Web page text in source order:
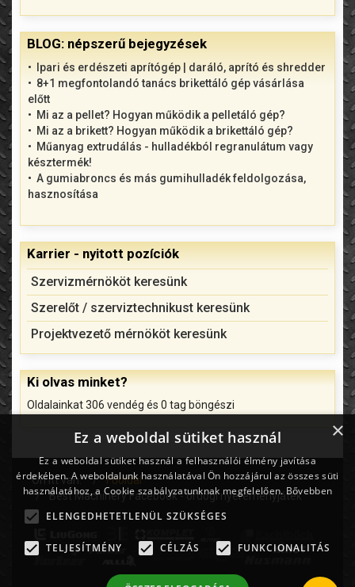
BLOG: népszerű bejegyzések
Ipari és erdészeti aprítógép | daráló, aprító és shredder
8+1 megfontolandó tanács brikettáló gép vásárlása
előtt
Mi az a pellet? Hogyan működik a pelletáló gép?
Mi az a brikett? Hogyan működik a brikettáló gép?
Műanyag extrudálás - hulladékból regranulátum vagy
késztermék!
A gumiabroncs és más gumihulladék feldolgozása,
hasznosítása
Karrier - nyitott pozíciók
Szervizmérnököt keresünk
Szerelőt / szerviztechnikust keresünk
Projektvezető mérnököt keresünk
Ki olvas minket?
Oldalainkat 306 vendég és 0 tag böngészi
Ön itt van:
Főoldal
Best Machinery Facebook - ördögi nyereményjáték
×
Ez a weboldal sütiket használ
Ez a weboldal sütiket használ a felhasználói élmény javítása
érdekében. A weboldalunk használatával Ön hozzájárul az összes süti
használatához, a Cookie szabályzatunknak megfelelően. Bővebben
ELENGEDHETETLENÜL SZÜKSÉGES
TELJESÍTMÉNY CÉLZÁS FUNKCIONALITÁS